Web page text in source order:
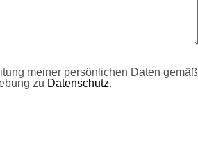
meiner persönlichen Daten gemäß
zu Datenschutz.